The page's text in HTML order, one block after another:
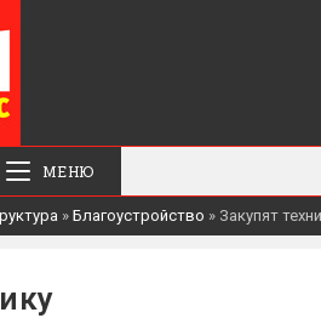
МЕНЮ
» Благоустройство » Закупят